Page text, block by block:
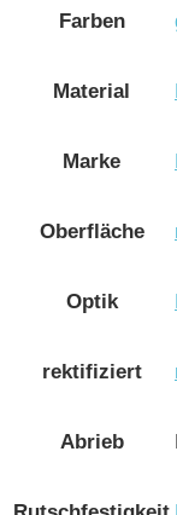
Farben
Material
Marke
Oberfläche
Optik
rektifiziert
Abrieb